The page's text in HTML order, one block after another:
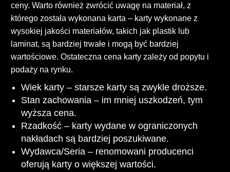
ceny. Warto również zwrócić uwagę na materiał, z
którego została wykonana karta – karty wykonane z
wysokiej jakości materiałów, takich jak plastik lub
laminat, są bardziej trwałe i mogą być bardziej
wartościowe. Ostateczna cena karty zależy od popytu i
podaży na rynku.
Wiek karty – starsze karty są zwykle droższe.
Stan zachowania – im mniej uszkodzeń, tym
wyższa cena.
Rzadkość – karty wydane w ograniczonych
nakładach są bardziej poszukiwane.
Wydawca/Seria – renomowani producenci
oferują karty o większej wartości.